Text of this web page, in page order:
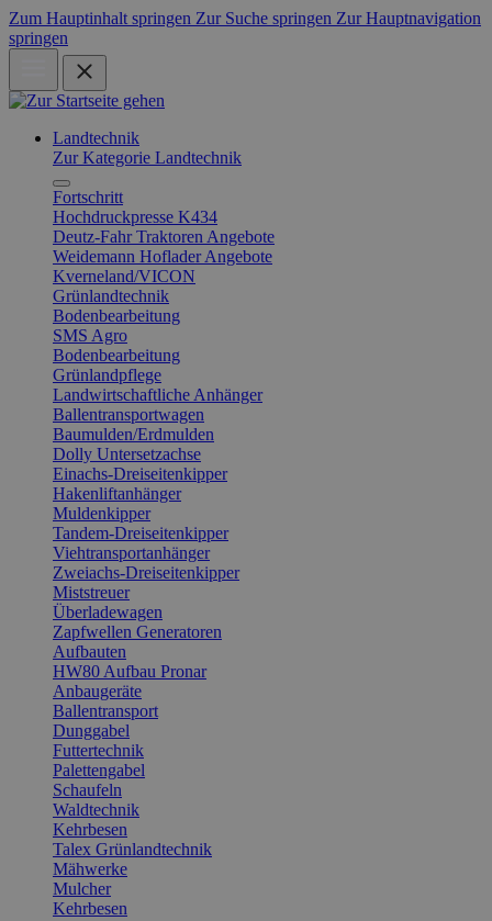
Zum Hauptinhalt springen Zur Suche springen Zur Hauptnavigation
springen
Landtechnik
Zur Kategorie Landtechnik
Fortschritt
Hochdruckpresse K434
Deutz-Fahr Traktoren Angebote
Weidemann Hoflader Angebote
Kverneland/VICON
Grünlandtechnik
Bodenbearbeitung
SMS Agro
Bodenbearbeitung
Grünlandpflege
Landwirtschaftliche Anhänger
Ballentransportwagen
Baumulden/Erdmulden
Dolly Untersetzachse
Einachs-Dreiseitenkipper
Hakenliftanhänger
Muldenkipper
Tandem-Dreiseitenkipper
Viehtransportanhänger
Zweiachs-Dreiseitenkipper
Miststreuer
Überladewagen
Zapfwellen Generatoren
Aufbauten
HW80 Aufbau Pronar
Anbaugeräte
Ballentransport
Dunggabel
Futtertechnik
Palettengabel
Schaufeln
Waldtechnik
Kehrbesen
Talex Grünlandtechnik
Mähwerke
Mulcher
Kehrbesen